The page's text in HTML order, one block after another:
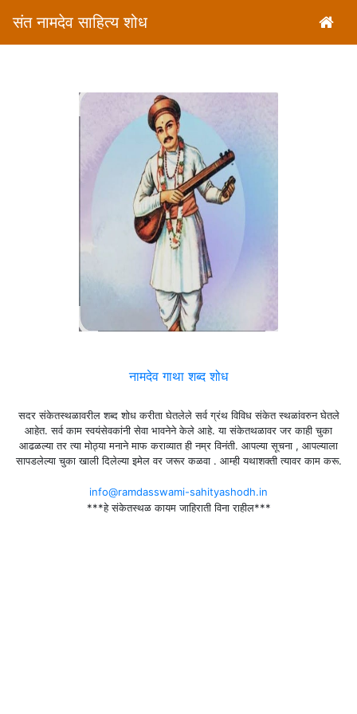
संत नामदेव साहित्य शोध
नामदेव गाथा शब्द शोध
सदर संकेतस्थळावरील शब्द शोध करीता घेतलेले सर्व ग्रंथ विविध संकेत स्थळांवरुन घेतले
आहेत. सर्व काम स्वयंसेवकांनी सेवा भावनेने केले आहे. या संकेतथळावर जर काही चुका
आढळल्या तर त्या मोठ्या मनाने माफ कराव्यात ही नम्र विनंती. आपल्या सूचना , आपल्याला
सापडलेल्या चुका खाली दिलेल्या इमेल वर जरूर कळवा . आम्ही यथाशक्ती त्यावर काम करू.
info@ramdasswami-sahityashodh.in
***हे संकेतस्थळ कायम जाहिराती विना राहील***